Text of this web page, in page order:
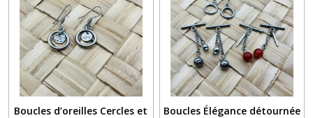
Boucles d’oreilles Cercles et
Boucles Élégance détournée